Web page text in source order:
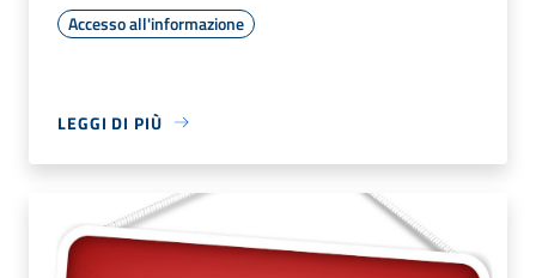
Accesso all'informazione
LEGGI DI PIÙ